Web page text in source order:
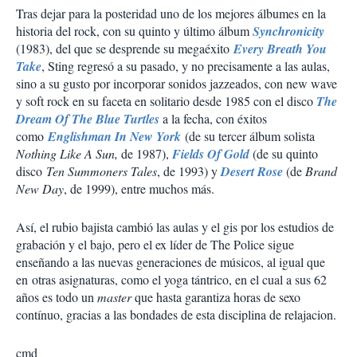
Tras dejar para la posteridad uno de los mejores álbumes en la
historia del rock, con su quinto y último álbumSynchronicity
(1983), del que se desprende su megaéxito Every Breath You
Take, Sting regresó a su pasado, y no precisamente a las aulas,
sino a su gusto por incorporar sonidos jazzeados, con new wave
y soft rock en su faceta en solitario desde 1985 con el disco The
Dream Of The Blue Turtlesa la fecha, con éxitos
como Englishman In New York (de su tercer álbum solista
Nothing Like A Sun, de 1987), Fields Of Gold(de su quinto
disco Ten Summoners Tales, de 1993) yDesert Rose(de Brand
New Day, de 1999), entre muchos más.
Así, el rubio bajista cambió las aulas y el gis por los estudios de
grabación y el bajo, pero el ex líder de The Police sigue
enseñando a las nuevas generaciones de músicos, al igual que
en otras asignaturas, como el yoga tántrico, en el cual a sus 62
años es todo un masterque hasta garantiza horas de sexo
contínuo, gracias a las bondades de esta disciplina de relajacion.
cmd